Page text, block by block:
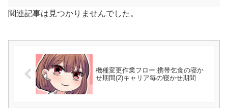
関連記事は見つかりませんでした。
機種変更作業フロー:携帯乞食の寝か
せ期間(2)キャリア毎の寝かせ期間